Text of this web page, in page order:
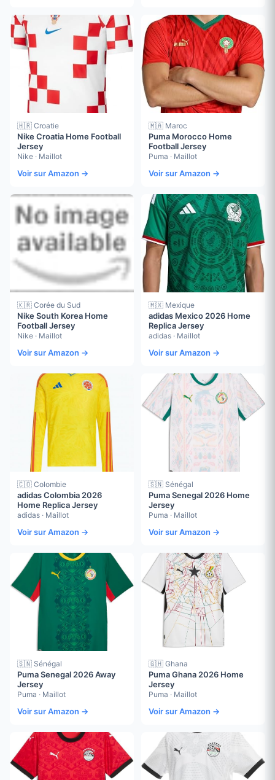
🇭🇷 Croatie
Nike Croatia Home Football
Jersey
Nike · Maillot
Voir sur Amazon →
🇲🇦 Maroc
Puma Morocco Home
Football Jersey
Puma · Maillot
Voir sur Amazon →
🇰🇷 Corée du Sud
Nike South Korea Home
Football Jersey
Nike · Maillot
Voir sur Amazon →
🇲🇽 Mexique
adidas Mexico 2026 Home
Replica Jersey
adidas · Maillot
Voir sur Amazon →
🇨🇴 Colombie
adidas Colombia 2026
Home Replica Jersey
adidas · Maillot
Voir sur Amazon →
🇸🇳 Sénégal
Puma Senegal 2026 Home
Jersey
Puma · Maillot
Voir sur Amazon →
🇸🇳 Sénégal
Puma Senegal 2026 Away
Jersey
Puma · Maillot
Voir sur Amazon →
🇬🇭 Ghana
Puma Ghana 2026 Home
Jersey
Puma · Maillot
Voir sur Amazon →